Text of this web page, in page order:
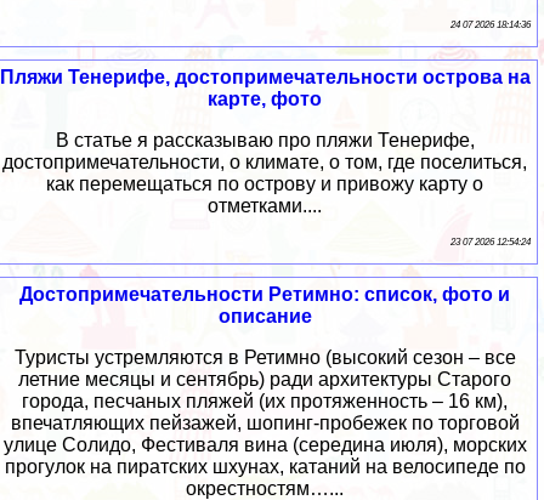
24 07 2026 18:14:36
Пляжи Тенерифе, достопримечательности острова на
карте, фото
В статье я рассказываю про пляжи Тенерифе,
достопримечательности, о климате, о том, где поселиться,
как перемещаться по острову и привожу карту о
отметками....
23 07 2026 12:54:24
Достопримечательности Ретимно: список, фото и
описание
Туристы устремляются в Ретимно (высокий сезон – все
летние месяцы и сентябрь) ради архитектуры Старого
города, песчаных пляжей (их протяженность – 16 км),
впечатляющих пейзажей, шопинг-пробежек по торговой
улице Солидо, Фестиваля вина (середина июля), морских
прогулок на пиратских шхунах, катаний на велосипеде по
окрестностям…...